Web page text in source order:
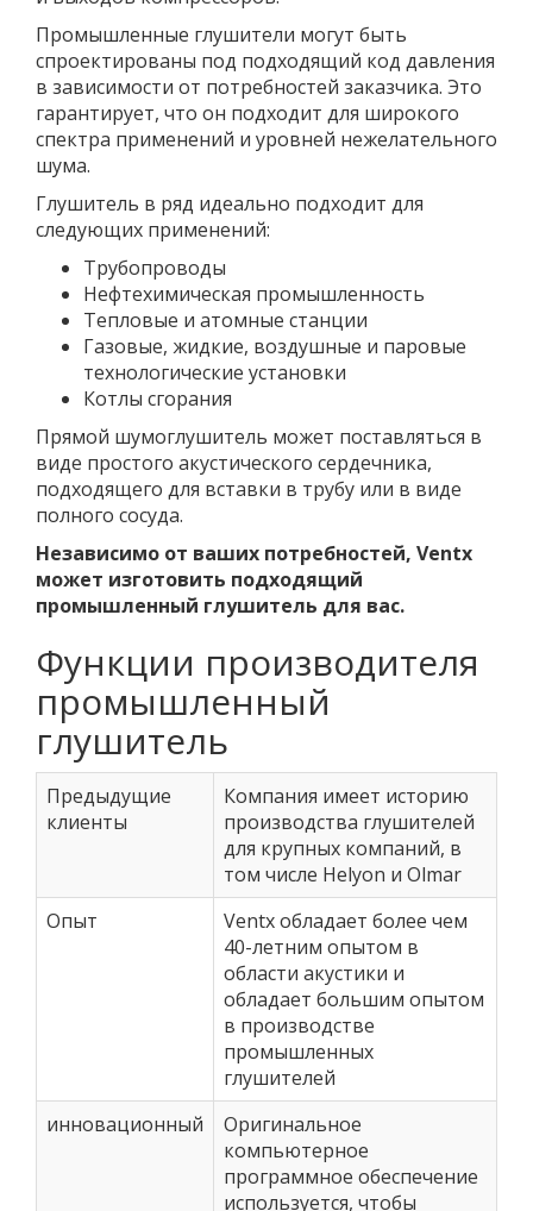
Промышленные глушители могут быть
спроектированы под подходящий код давления
в зависимости от потребностей заказчика. Это
гарантирует, что он подходит для широкого
спектра применений и уровней нежелательного
шума.
Глушитель в ряд идеально подходит для
следующих применений:
Трубопроводы
Нефтехимическая промышленность
Тепловые и атомные станции
Газовые, жидкие, воздушные и паровые
технологические установки
Котлы сгорания
Прямой шумоглушитель может поставляться в
виде простого акустического сердечника,
подходящего для вставки в трубу или в виде
полного сосуда.
Независимо от ваших потребностей, Ventx
может изготовить подходящий
промышленный глушитель для вас.
Функции производителя
промышленный
глушитель
Предыдущие
клиенты
Компания имеет историю
производства глушителей
для крупных компаний, в
том числе Helyon и Olmar
Опыт
Ventx обладает более чем
40-летним опытом в
области акустики и
обладает большим опытом
в производстве
промышленных
глушителей
инновационный
Оригинальное
компьютерное
программное обеспечение
используется, чтобы